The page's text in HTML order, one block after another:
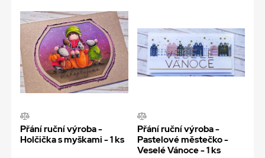
Přání ruční výroba -
Holčička s myškami - 1 ks
Přání ruční výroba -
Pastelové městečko -
Veselé Vánoce - 1 ks